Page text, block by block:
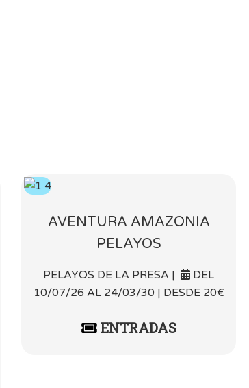
AVENTURA AMAZONIA
PELAYOS
PELAYOS DE LA PRESA |
DEL
10/07/26 AL 24/03/30 | DESDE 20€
ENTRADAS